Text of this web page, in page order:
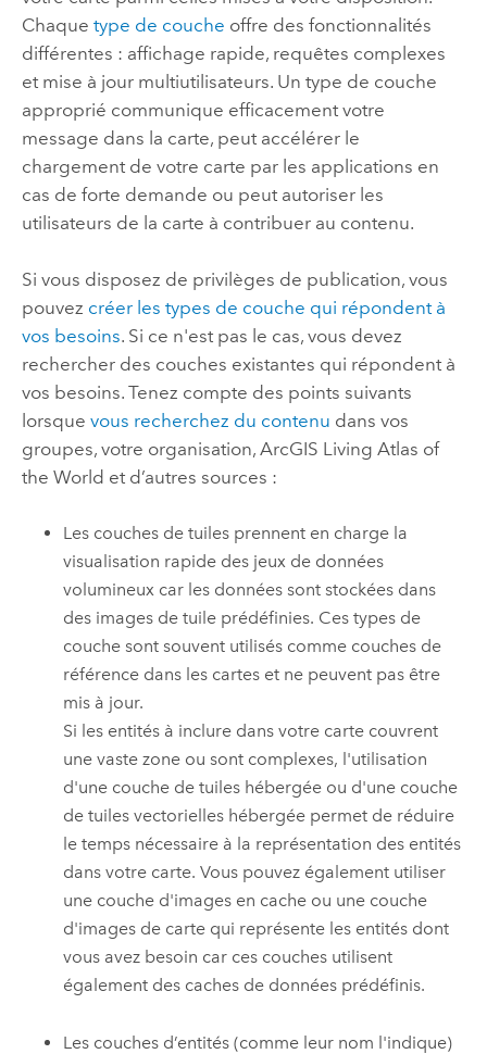
Chaque type de couche offre des fonctionnalités
différentes : affichage rapide, requêtes complexes
et mise à jour multiutilisateurs. Un type de couche
approprié communique efficacement votre
message dans la carte, peut accélérer le
chargement de votre carte par les applications en
cas de forte demande ou peut autoriser les
utilisateurs de la carte à contribuer au contenu.
Si vous disposez de privilèges de publication, vous
pouvez créer les types de couche qui répondent à
vos besoins. Si ce n'est pas le cas, vous devez
rechercher des couches existantes qui répondent à
vos besoins. Tenez compte des points suivants
lorsque vous recherchez du contenu dans vos
groupes, votre organisation, ArcGIS Living Atlas of
the World et d’autres sources :
Les couches de tuiles prennent en charge la
visualisation rapide des jeux de données
volumineux car les données sont stockées dans
des images de tuile prédéfinies. Ces types de
couche sont souvent utilisés comme couches de
référence dans les cartes et ne peuvent pas être
mis à jour.
Si les entités à inclure dans votre carte couvrent
une vaste zone ou sont complexes, l'utilisation
d'une couche de tuiles hébergée ou d'une couche
de tuiles vectorielles hébergée permet de réduire
le temps nécessaire à la représentation des entités
dans votre carte. Vous pouvez également utiliser
une couche d'images en cache ou une couche
d'images de carte qui représente les entités dont
vous avez besoin car ces couches utilisent
également des caches de données prédéfinis.
Les couches d’entités (comme leur nom l'indique)